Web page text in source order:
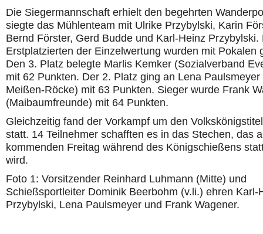
Die Siegermannschaft erhielt den begehrten
siegte das Mühlenteam mit Ulrike Przybylski, Karin
Bernd Förster, Gerd Budde und Karl-Heinz Przybylski.
Erstplatzierten der Einzelwertung wurden mit Pokalen
Den 3. Platz belegte Marlis Kemker (Sozialverband
mit 62 Punkten. Der 2. Platz ging an Lena Paulsmeyer
Meißen-Röcke) mit 63 Punkten. Sieger wurde Frank
(Maibaumfreunde) mit 64 Punkten.
Gleichzeitig fand der Vorkampf um den
statt. 14 Teilnehmer schafften es in das Stechen, das
kommenden Freitag während des Königschießens
wird.
Foto 1: Vorsitzender Reinhard Luhmann (Mitte) und
Schießsportleiter Dominik Beerbohm (v.li.) ehren Karl-
Przybylski, Lena Paulsmeyer und Frank Wagener.